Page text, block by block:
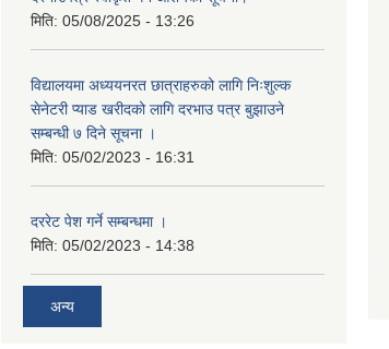
मिति: 05/08/2025 - 13:26
विद्यालयमा अध्ययनरत छात्राहरुको लागि निःशुल्क
सेनेटरी प्याड खरीदको लागि दरभाउ पत्र बुझाउने
सम्बन्धी ७ दिने सूचना ।
मिति: 05/02/2023 - 16:31
दररेट पेश गर्ने सम्बन्धमा ।
मिति: 05/02/2023 - 14:38
अन्य